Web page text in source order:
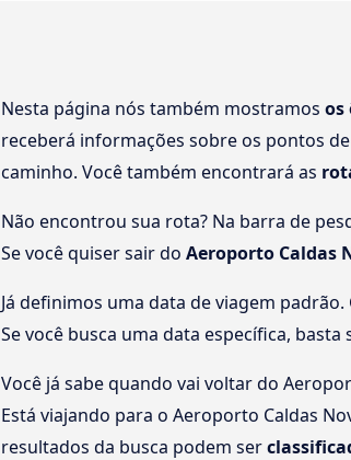
Nesta página nós também mostramos os
receberá informações sobre os pontos
caminho. Você também encontrará as
Não encontrou sua rota? Na barra de
Se você quiser sair do Aeroporto Caldas
Já definimos uma data de viagem
Se você busca uma data específica,
Você já sabe quando vai voltar do
Está viajando para o Aeroporto Caldas
resultados da busca podem ser